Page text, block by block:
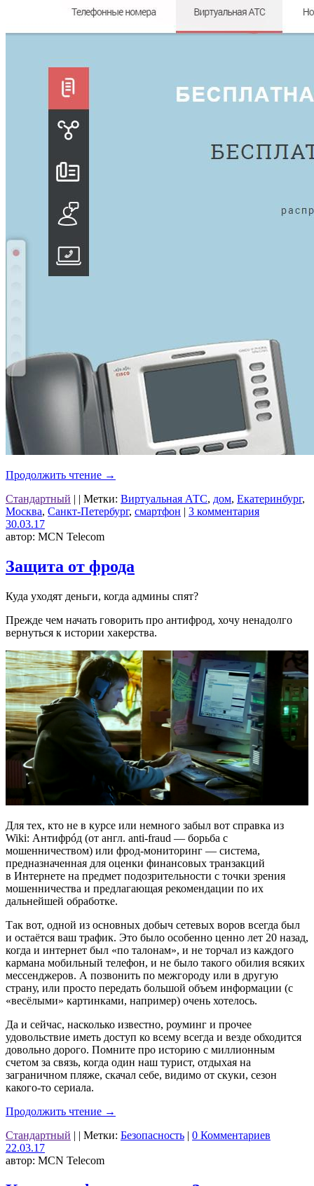
Продолжить чтение →
Стандартный | | Метки: Виртуальная АТС, дом, Екатеринбург,
Москва, Санкт-Петербург, смартфон | 3 комментария
30.03.17
автор: MCN Telecom
Защита от фрода
Куда уходят деньги, когда админы спят?
Прежде чем начать говорить про антифрод, хочу ненадолго
вернуться к истории хакерства.
Для тех, кто не в курсе или немного забыл вот справка из
Wiki: Антифрóд (от англ. anti-fraud — борьба с
мошенничеством) или фрод-мониторинг — система,
предназначенная для оценки финансовых транзакций
в Интернете на предмет подозрительности с точки зрения
мошенничества и предлагающая рекомендации по их
дальнейшей обработке.
Так вот, одной из основных добыч сетевых воров всегда был
и остаётся ваш трафик. Это было особенно ценно лет 20 назад,
когда и интернет был «по талонам», и не торчал из каждого
кармана мобильный телефон, и не было такого обилия всяких
мессенджеров. А позвонить по межгороду или в другую
страну, или просто передать большой объем информации (с
«весёлыми» картинками, например) очень хотелось.
Да и сейчас, насколько известно, роуминг и прочее
удовольствие иметь доступ ко всему всегда и везде обходится
довольно дорого. Помните про историю с миллионным
счетом за связь, когда один наш турист, отдыхая на
заграничном пляже, скачал себе, видимо от скуки, сезон
какого-то сериала.
Продолжить чтение →
Стандартный | | Метки: Безопасность | 0 Комментариев
22.03.17
автор: MCN Telecom